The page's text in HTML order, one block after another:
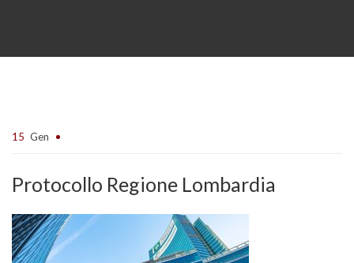
15 Gen
Protocollo Regione Lombardia